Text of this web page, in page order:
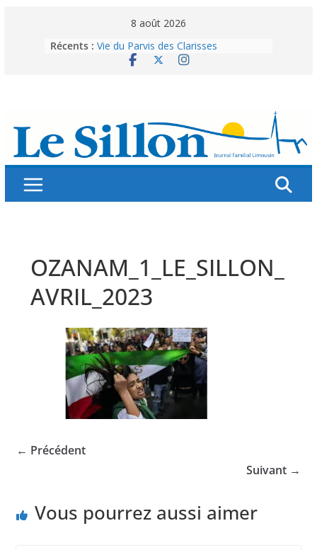
8 août 2026
Récents : Vie du Parvis des Clarisses
La brochure « Des vacances
Splendeurs murales de nos églises
Abonnez-vous ! Réabonnez-vous !
OZANAM_1_LE_SILLON_
AVRIL_2023
← Précédent
Suivant →
Vous pourrez aussi aimer